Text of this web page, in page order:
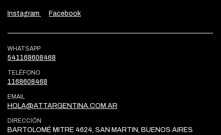
Instagram Facebook
WHATSAPP
541168608468
TELÉFONO
1168608468
EMAIL
HOLA@ATTARGENTINA.COM.AR
DIRECCIÓN
BARTOLOMÉ MITRE 4624, SAN MARTIN, BUENOS AIRES